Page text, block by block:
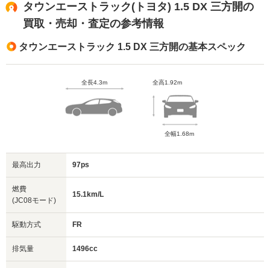
タウンエーストラック(トヨタ) 1.5 DX 三方開の
買取・売却・査定の参考情報
タウンエーストラック 1.5 DX 三方開の基本スペック
全長4.3m 全高1.92m
全幅1.68m
最高出力 97ps
燃費
(JC08モード)
15.1km/L
駆動方式 FR
排気量 1496cc